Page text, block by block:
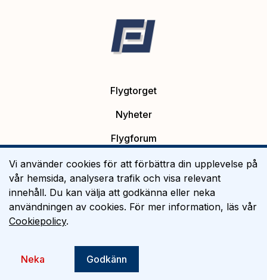
Flygtorget
Nyheter
Flygforum
Platsannonser
Flygutbildning
Om Flygtorget
Vi använder cookies för att förbättra din upplevelse på
vår hemsida, analysera trafik och visa relevant
innehåll. Du kan välja att godkänna eller neka
användningen av cookies. För mer information, läs vår
Cookiepolicy.
Neka Godkänn